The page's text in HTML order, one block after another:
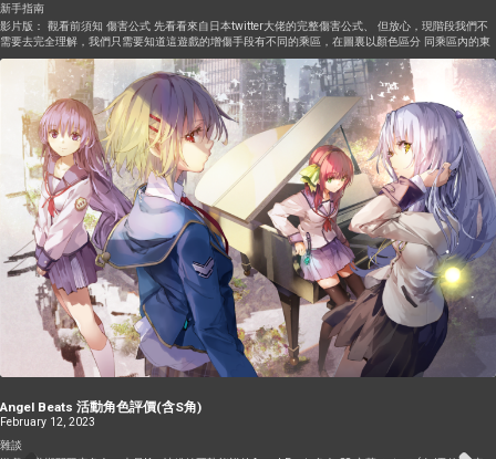
新手指南
影片版： 觀看前須知 傷害公式 先看看來自日本twitter大佬的完整傷害公式、 但放心，現階段我們不
需要去完全理解，我們只需要知道這遊戲的增傷手段有不同的乘區，在圖裏以顏色區分 同乘區內的東
西，效果是相加，不同乘區的東西，效果是相乘 因此表面的數字不代表實際收益，因為同乘區內東西
會互相稀釋 為了看不懂的讀者，我也準備了簡化版給大家，之後有新的buff/debuff也會更新圖片 Buff
除了少數例外，Buff都沒有回合數或者層數限制，且只有技能可以消耗Buff，因此buff通常都會選擇在
爆發前就預先放好，不同的圖標，代表效果可以互相疊加並且同時消耗，同樣圖標的buff一次最多消耗
2層，效果高的會優先被消耗。次數型的暴擊率buff/連擊buff都會被普攻消耗，也是最近拿著旗袍聖
華/孔明的人常犯的錯誤 如果預先上了他們的大招又不想消耗的話，要麼直到放技能前都待在後排。如
果真的要到前排吃傷害，也只能放非攻擊的技能，例如上buff，回DP，或者各種寶玉技能。所以這類
技能也不能太早放，不然直到爆發都等於少一隻角色吃傷害 還有一點要知道的，就是buff只看自身的
數值，只要達到即拿滿效果，以下圖為例，知性只要208就拿滿76％增傷。這遊戲大部分的buff或者回
DP技能，數值要求都不高，不用特別去撑知性也能到達最大值。而這些詳細數值，遊戲內是看不到
的，目前比較好的資料網就Seraph Day 加攻乘區 – 大/小加攻、屬性加攻、蓄力 先來看看最大的乘
區，加攻乘區。這個乘區東西很多，但同乘區加算的道理，也導致這些東西很容易被稀釋 所以3突被
動的加25％，視乎你這乘區有多少buff，實際算下來可能只有5％不到的實際增益。 在這加攻乘區最
容易入手的，就是大加攻或者小加攻，用的是同一圖標，效果是增加技能傷害。來源非常非常多，下
面列舉的也只是少量的例子。一般的小加攻，例如增強，飽和增強，引導的號令，練滿是76％的加
攻。而大加攻，例如禁藥，孔明跟旗袍聖華大招，都是106％。還有很多畫面沒顯示的來源，也有些角
色可以自己上加攻給自己。 眼利的讀者可能已經發現下方還有微加攻跟中加攻，正正就是開始說的，
如果技能有傷害/回DP，其附帶的buff/debuff不會隨著等級提升。技能等級1的時候，他們跟小加攻大
加攻無異，都是65％跟90％，但練滿之後，他們還是這個數值，而正常的已經變成76％跟106％ 再來
就是屬性加攻，這個就稀有不少了。效果是增加特定屬性的技能傷害，且只會被該屬性的技能消耗。
例如上了火屬性加攻，放一些無屬性的技能疊破壞率並不會消耗掉這個火屬性加攻。 目前能給別人上
的部分就沒有隨著技能等級提升，練滿也是80％ 而某些角色可以自己為自己上屬性加攻，但自上的目
前都只有55％ 另一個比較通用的Buff就是蓄力，中文化前習慣叫充能，效果為增加少量技能傷害，並
固定提供20％暴擊率。在眾多buff裏面增傷比較少，暴擊率在暴擊率不足100％時能減少要賭的爆擊。
目前能給別人上充能的只有華村的S技能，以及管家的大招，其餘的都是自上的，要注意自上的蓄力都
Angel Beats 活動角色評價(含S角)
February 12, 2023
雜談